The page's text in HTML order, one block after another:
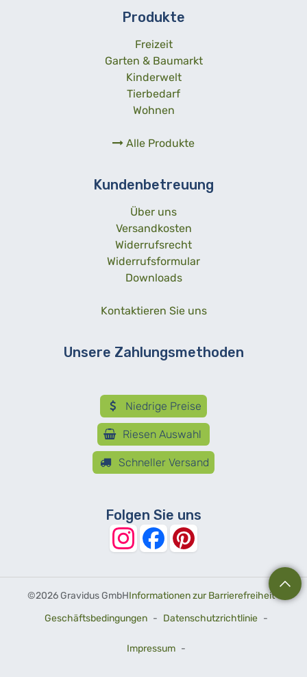
Produkte
Freizeit
Garten & Baumarkt
Kinderwelt
Tierbedarf
Wohnen
Alle Produkte
Kundenbetreuung
Über uns
Versandkosten
Widerrufsrecht
Widerrufsformular
Downloads
Kontaktieren Sie uns
Unsere Zahlungsmethoden
Niedrige Preise
Riesen Auswahl
Schneller Versand
Folgen Sie uns
©2026 Gravidus GmbHInformationen zur Barrierefreiheit-
Geschäftsbedingungen - Datenschutzrichtlinie -
Impressum -